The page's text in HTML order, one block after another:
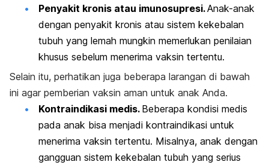
Penyakit kronis atau imunosupresi.Anak-anak
dengan penyakit kronis atau sistem kekebalan
tubuh yang lemah mungkin memerlukan penilaian
khusus sebelum menerima vaksin tertentu.
Selain itu, perhatikan juga beberapa larangan di bawah
ini agar pemberian vaksin aman untuk anak Anda.
Kontraindikasi medis. Beberapa kondisi medis
pada anak bisa menjadi kontraindikasi untuk
menerima vaksin tertentu. Misalnya, anak dengan
gangguan sistem kekebalan tubuh yang serius